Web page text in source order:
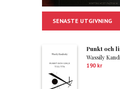
SENASTE UTGIVNING
Punkt och
Wassily
190 kr